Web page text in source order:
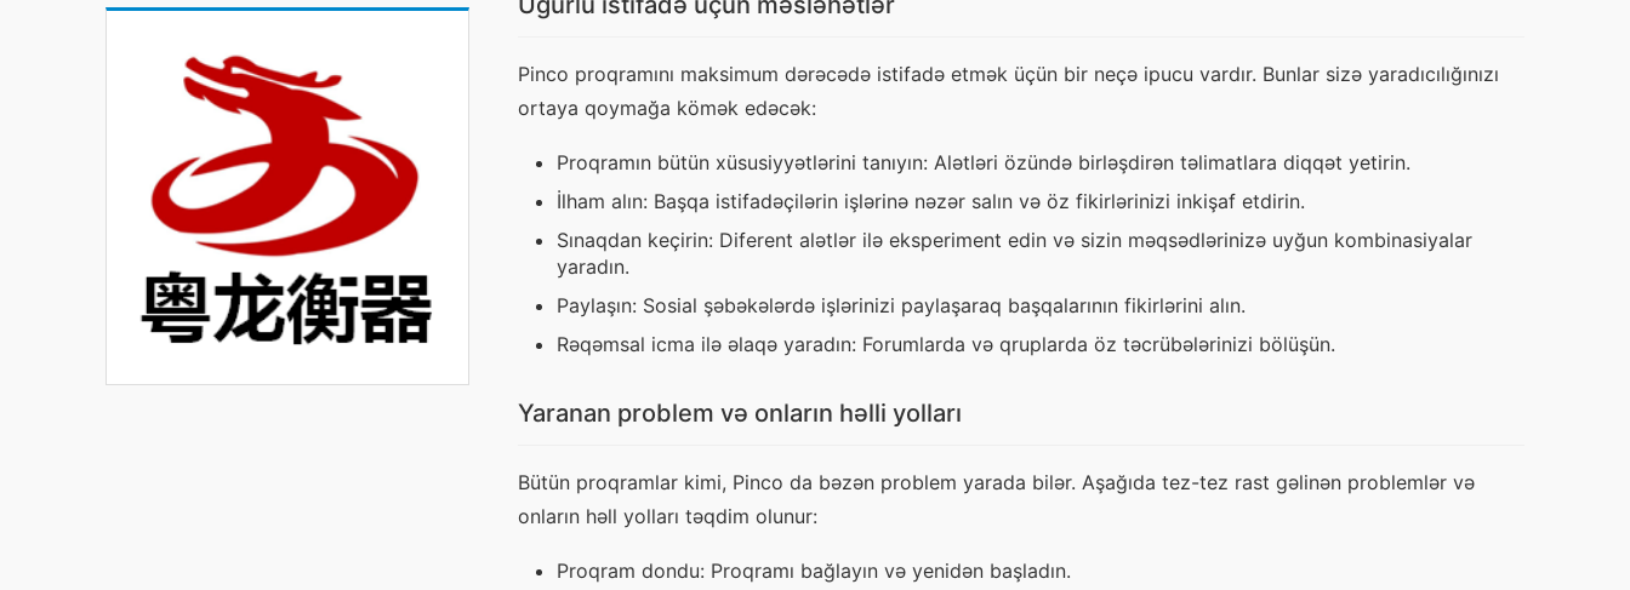
Pinco proqramını maksimum dərəcədə istifadə etmək üçün bir neçə ipucu vardır. Bunlar sizə yaradıcılığınızı
ortaya qoymağa kömək edəcək:
Proqramın bütün xüsusiyyətlərini tanıyın: Alətləri özündə birləşdirən təlimatlara diqqət yetirin.
İlham alın: Başqa istifadəçilərin işlərinə nəzər salın və öz fikirlərinizi inkişaf etdirin.
Sınaqdan keçirin: Diferent alətlər ilə eksperiment edin və sizin məqsədlərinizə uyğun kombinasiyalar
yaradın.
Paylaşın: Sosial şəbəkələrdə işlərinizi paylaşaraq başqalarının fikirlərini alın.
Rəqəmsal icma ilə əlaqə yaradın: Forumlarda və qruplarda öz təcrübələrinizi bölüşün.
Yaranan problem və onların həlli yolları
Bütün proqramlar kimi, Pinco da bəzən problem yarada bilər. Aşağıda tez-tez rast gəlinən problemlər və
onların həll yolları təqdim olunur:
Proqram dondu: Proqramı bağlayın və yenidən başladın.